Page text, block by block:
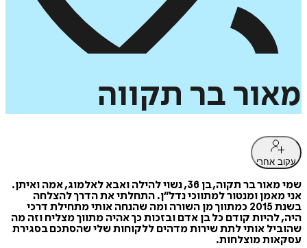
מאור בר תקווה
עקוב אחרי
שמי מאור בר תקוה, בן 36, נשוי להילה ואבא לאלמוג, אמה ואיתן.
אני מאמן ומנטור למתווכי נדל”ן. התחלתי את הדרך להצלחה
בשנת 2015 כמתווך מן השורה ומה שהנחה אותי מתחילת דרכי
היה, להיות קודם כל בן אדם ובזכות כך אהיה מתווך מצליח וזה מה
שהוביל אותי לתת שירות מדהים ללקוחות שלי שהסתכם בסגירת
עסקאות מוצלחות.